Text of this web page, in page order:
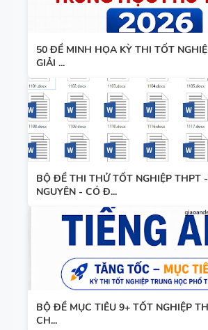
50 ĐỀ MINH HỌA KỲ THI TỐT
GIẢI ...
BỘ ĐỀ THI THỬ TỐT NGHIỆP THPT
NGUYÊN - CÓ Đ...
BỘ ĐỀ MỤC TIÊU 9+ TỐT NGHIỆP
CH...